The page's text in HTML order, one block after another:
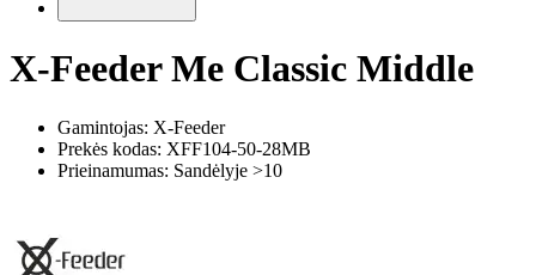
X-Feeder Me Classic Middle
Gamintojas: X-Feeder
Prekės kodas: XFF104-50-28MB
Prieinamumas: Sandėlyje >10